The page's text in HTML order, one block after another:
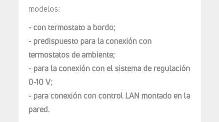
modelos:
- con termostato a bordo;
- predispuesto para la conexión con
termostatos de ambiente;
- para la conexión con el sistema de regulación
0-10 V;
- para conexión con control LAN montado en la
pared.